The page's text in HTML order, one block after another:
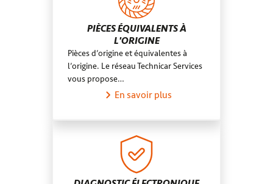
PIÈCES ÉQUIVALENTS À
L'ORIGINE
Pièces d’origine et équivalentes à
l’origine. Le réseau Technicar Services
vous propose…
En savoir plus